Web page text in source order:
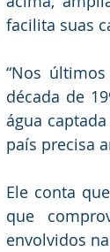
facilita suas
“Nos
década de
água
país precisa
Ele conta
que
envolvidos